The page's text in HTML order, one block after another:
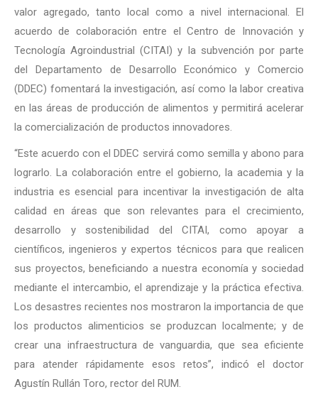
valor agregado, tanto local como a nivel internacional. El
acuerdo de colaboración entre el Centro de Innovación y
Tecnología Agroindustrial (CITAI) y la subvención por parte
del Departamento de Desarrollo Económico y Comercio
(DDEC) fomentará la investigación, así como la labor creativa
en las áreas de producción de alimentos y permitirá acelerar
la comercialización de productos innovadores.
“Este acuerdo con el DDEC servirá como semilla y abono para
lograrlo. La colaboración entre el gobierno, la academia y la
industria es esencial para incentivar la investigación de alta
calidad en áreas que son relevantes para el crecimiento,
desarrollo y sostenibilidad del CITAI, como apoyar a
científicos, ingenieros y expertos técnicos para que realicen
sus proyectos, beneficiando a nuestra economía y sociedad
mediante el intercambio, el aprendizaje y la práctica efectiva.
Los desastres recientes nos mostraron la importancia de que
los productos alimenticios se produzcan localmente; y de
crear una infraestructura de vanguardia, que sea eficiente
para atender rápidamente esos retos”, indicó el doctor
Agustín Rullán Toro, rector del RUM.